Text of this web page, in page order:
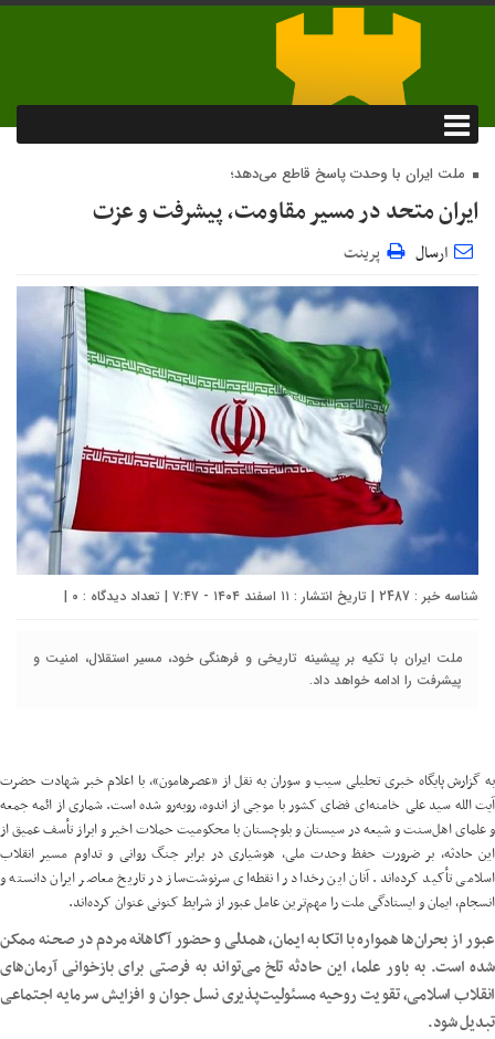
ملت ایران با وحدت پاسخ قاطع می‌دهد؛
ایران متحد در مسیر مقاومت، پیشرفت و عزت
ارسال پرینت
شناسه خبر : 2487 | تاریخ انتشار : ۱۱ اسفند ۱۴۰۴ - ۷:۴۷ | تعداد دیدگاه : ۰ |
ملت ایران با تکیه بر پیشینه تاریخی و فرهنگی خود، مسیر استقلال، امنیت و
پیشرفت را ادامه خواهد داد.
به گزارش پایگاه خبری تحلیلی سیب و سوران به نقل از «عصرهامون»، با اعلام خبر شهادت حضرت
آیت الله سید علی خامنه‌ای فضای کشور با موجی از اندوه، روبه‌رو شده است. شماری از ائمه جمعه
و علمای اهل‌سنت و شیعه در سیستان‌ و بلوچستان با محکومیت حملات اخیر و ابراز تأسف عمیق از
این حادثه، بر ضرورت حفظ وحدت ملی، هوشیاری در برابر جنگ روانی و تداوم مسیر انقلاب
اسلامی تأکید کرده‌اند. آنان این رخداد را نقطه‌ای سرنوشت‌ساز در تاریخ معاصر ایران دانسته و
انسجام، ایمان و ایستادگی ملت را مهم‌ترین عامل عبور از شرایط کنونی عنوان کرده‌اند.
عبور از بحران‌ها همواره با اتکا به ایمان، همدلی و حضور آگاهانه مردم در صحنه ممکن
شده است. به باور علما، این حادثه تلخ می‌تواند به فرصتی برای بازخوانی آرمان‌های
انقلاب اسلامی، تقویت روحیه مسئولیت‌پذیری نسل جوان و افزایش سرمایه اجتماعی
تبدیل شود.